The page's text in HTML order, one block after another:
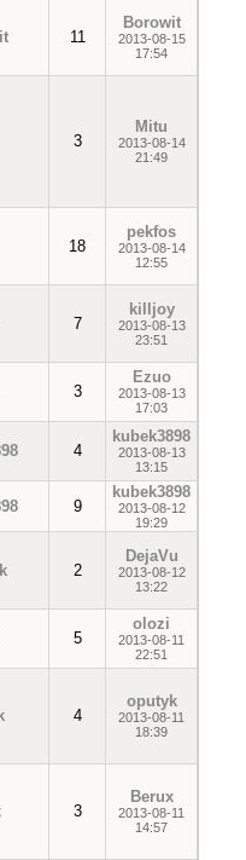
11
Borowit
2013-08-15
17:54
3
Mitu
2013-08-14
21:49
18
pekfos
2013-08-14
12:55
7
killjoy
2013-08-13
23:51
3
Ezuo
2013-08-13
17:03
4
kubek3898
2013-08-13
13:15
9
kubek3898
2013-08-12
19:29
2
DejaVu
2013-08-12
13:22
5
olozi
2013-08-11
22:51
4
oputyk
2013-08-11
18:39
3
Berux
2013-08-11
14:57